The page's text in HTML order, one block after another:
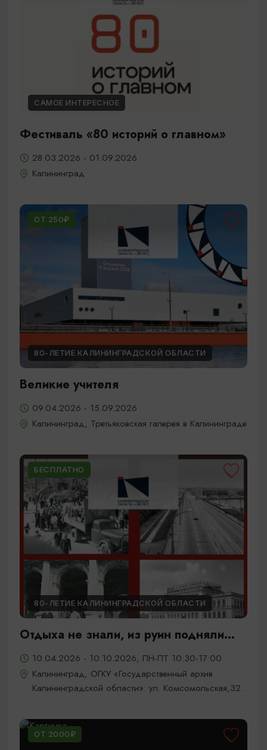
САМОЕ ИНТЕРЕСНОЕ
Фестиваль «80 историй о главном»
28.03.2026 - 01.09.2026
Калининград
ОТ 250₽
80-ЛЕТИЕ КАЛИНИНГРАДСКОЙ ОБЛАСТИ
Великие учителя
09.04.2026 - 15.09.2026
Калининград, Третьяковская галерея в Калининграде
БЕСПЛАТНО
80-ЛЕТИЕ КАЛИНИНГРАДСКОЙ ОБЛАСТИ
Отдыха не знали, из руин подняли...
10.04.2026 - 10.10.2026, ПН-ПТ 10:30-17:00
Калининград, ОГКУ «Государственный архив
Калининградской области»: ул. Комсомольская,32.
ОТ 2000₽